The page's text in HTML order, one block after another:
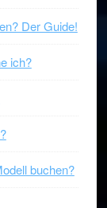
Der Guide!
ich?
buchen?